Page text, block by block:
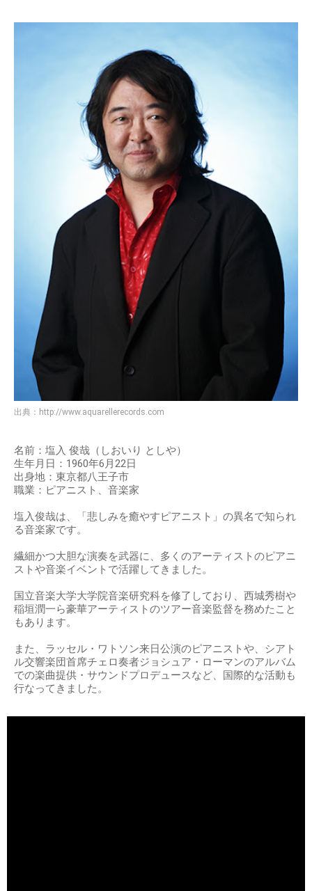
出典： http://www.aquarellerecords.com
名前：塩入 俊哉（しおいり としや）
生年月日：1960年6月22日
出身地：東京都八王子市
職業：ピアニスト、音楽家
塩入俊哉は、「悲しみを癒やすピアニスト」の異名で知られ
る音楽家です。
繊細かつ大胆な演奏を武器に、多くのアーティストのピアニ
ストや音楽イベントで活躍してきました。
国立音楽大学大学院音楽研究科を修了しており、西城秀樹や
稲垣潤一ら豪華アーティストのツアー音楽監督を務めたこと
もあります。
また、ラッセル・ワトソン来日公演のピアニストや、シアト
ル交響楽団首席チェロ奏者ジョシュア・ローマンのアルバム
での楽曲提供・サウンドプロデュースなど、国際的な活動も
行なってきました。